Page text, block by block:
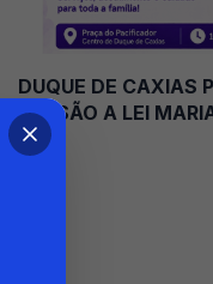
DUQUE DE CAXIAS
ALUSÃO A LEI